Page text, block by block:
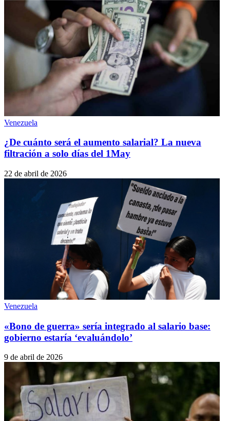
Venezuela
¿De cuánto será el aumento salarial? La nueva
filtración a solo días del 1May
22 de abril de 2026
Venezuela
«Bono de guerra» sería integrado al salario base:
gobierno estaría ‘evaluándolo’
9 de abril de 2026